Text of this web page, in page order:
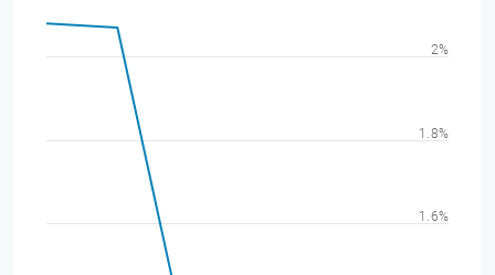
1.6%
1.8%
2%